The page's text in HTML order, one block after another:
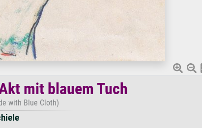
mit blauem Tuch
with Blue Cloth)